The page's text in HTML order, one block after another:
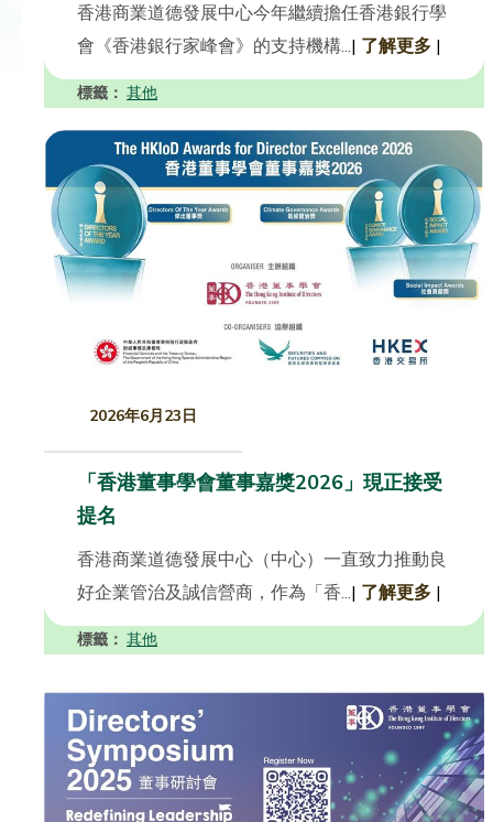
香港商業道德發展中心今年繼續擔任香港銀行學
會《香港銀行家峰會》的支持機構...| 了解更多 |
標籤： 其他
2026年6月23日
「香港董事學會董事嘉獎2026」現正接受
提名
香港商業道德發展中心（中心）一直致力推動良
好企業管治及誠信營商，作為「香...| 了解更多 |
標籤： 其他